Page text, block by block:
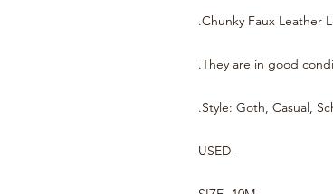
Chunky Faux Leather
They are in good
Style: Goth, Casual,
-USED